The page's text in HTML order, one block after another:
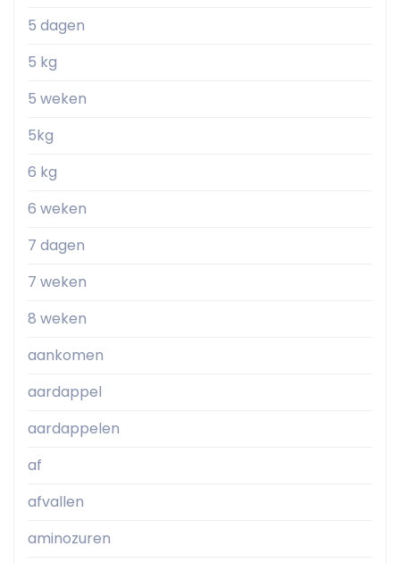
5 dagen
5 kg
5 weken
5kg
6 kg
6 weken
7 dagen
7 weken
8 weken
aankomen
aardappel
aardappelen
af
afvallen
aminozuren